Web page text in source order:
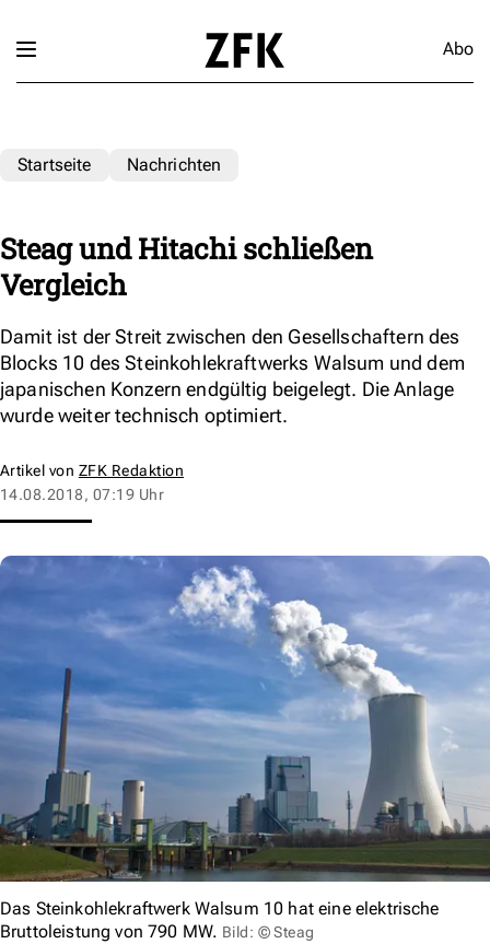
Abo
Startseite Nachrichten
Steag und Hitachi schließen
Vergleich
Damit ist der Streit zwischen den Gesellschaftern des
Blocks 10 des Steinkohlekraftwerks Walsum und dem
japanischen Konzern endgültig beigelegt. Die Anlage
wurde weiter technisch optimiert.
Artikel von ZFK Redaktion
14.08.2018, 07:19 Uhr
Das Steinkohlekraftwerk Walsum 10 hat eine elektrische
Bruttoleistung von 790 MW. Bild: © Steag